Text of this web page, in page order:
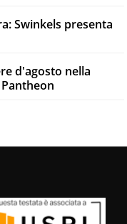
Swinkels presenta
d'agosto nella